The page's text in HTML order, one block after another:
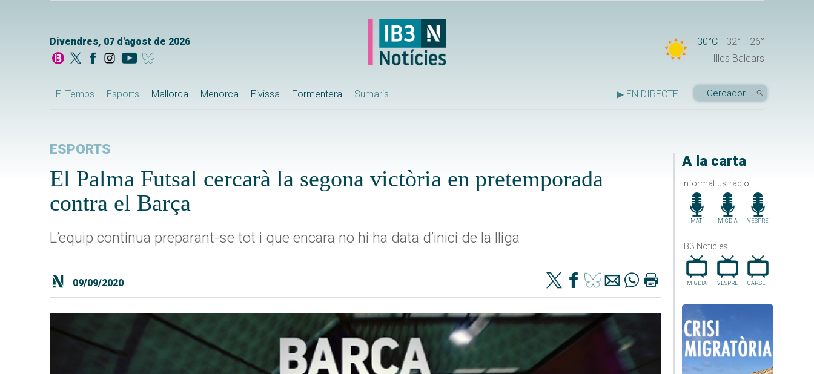
Divendres, 07 d'agost de 2026 30°C 32°
26°
Illes Balears
El Temps Esports Mallorca Menorca Eivissa Formentera Sumaris ▶ EN DIRECTE
A la carta
informatius ràdio
MATÍ MIGDIA VESPRE
IB3 Noticies
MIGDIA VESPRE CAP.SET
ESPORTS
El Palma Futsal cercarà la segona victòria en pretemporada
contra el Barça
L’equip continua preparant-se tot i que encara no hi ha data d’inici de la lliga
09/09/2020